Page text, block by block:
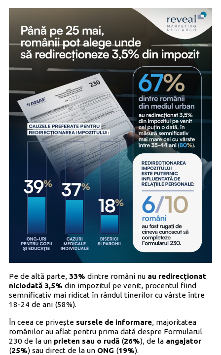
Pe de altă parte, 33% dintre români nu au redirecționat
niciodată 3,5% din impozitul pe venit, procentul fiind
semnificativ mai ridicat în rândul tinerilor cu vârste între
18-24 de ani (58%).
În ceea ce privește sursele de informare, majoritatea
românilor au aflat pentru prima dată despre Formularul
230 de la un prieten sau o rudă(26%), de la angajator
(25%) sau direct de la un ONG (19%).